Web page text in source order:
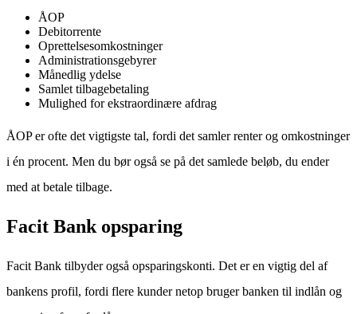
ÅOP
Debitorrente
Oprettelsesomkostninger
Administrationsgebyrer
Månedlig ydelse
Samlet tilbagebetaling
Mulighed for ekstraordinære afdrag
ÅOP er ofte det vigtigste tal, fordi det samler renter og omkostninger
i én procent. Men du bør også se på det samlede beløb, du ender
med at betale tilbage.
Facit Bank opsparing
Facit Bank tilbyder også opsparingskonti. Det er en vigtig del af
bankens profil, fordi flere kunder netop bruger banken til indlån og